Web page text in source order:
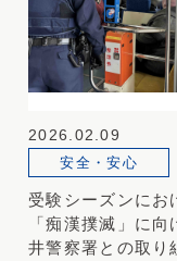
2026.02.09
安全・安心
受験シーズンにお
「痴漢撲滅」に向
井警察署との取り